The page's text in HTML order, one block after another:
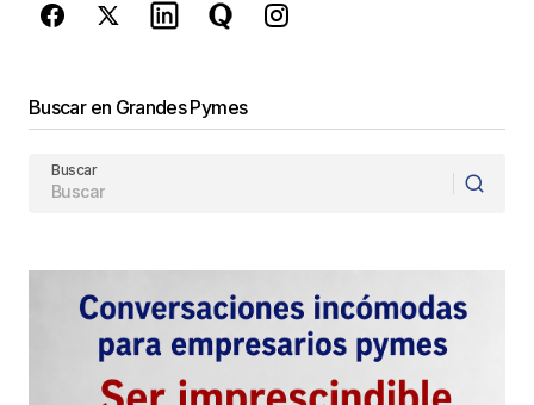
Buscar en Grandes Pymes
Buscar